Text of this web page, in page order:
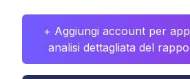
+ Aggiungi account per
analisi dettagliata del